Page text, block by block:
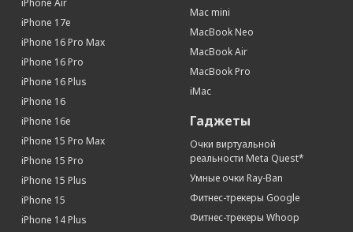
iPhone Air
iPhone 17e
iPhone 16 Pro Max
iPhone 16 Pro
iPhone 16 Plus
iPhone 16
iPhone 16e
iPhone 15 Pro Max
iPhone 15 Pro
iPhone 15 Plus
iPhone 15
iPhone 14 Plus
Mac mini
MacBook Neo
MacBook Air
MacBook Pro
iMac
Гаджеты
Очки виртуальной
реальности Meta Quest*
Умные очки Ray-Ban
Фитнес-трекеры Google
Фитнес-трекеры Whoop